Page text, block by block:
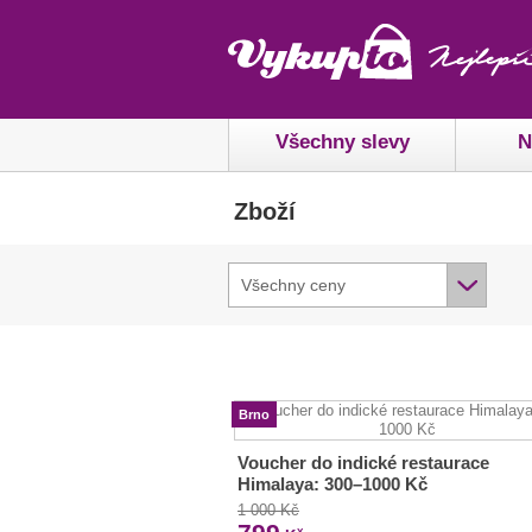
Všechny slevy
Zboží
Všechny ceny
Brno
Voucher do indické restaurace
Himalaya: 300–1000 Kč
1 000 Kč